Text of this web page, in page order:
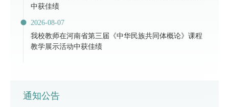
中获佳绩
2026-08-07
我校教师在河南省第三届《中华民族共同体概论》课程
教学展示活动中获佳绩
通知公告